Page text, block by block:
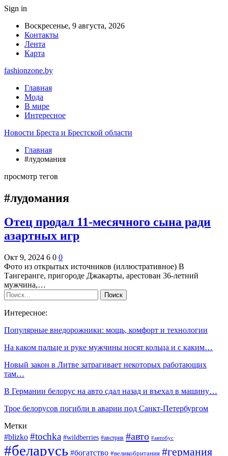
Sign in
Воскресенье, 9 августа, 2026
Контакты
Лента
Карта
fashionzone.by
Главная
Мода
В мире
Интересное
Новости Бреста и Брестской области
Главная
#лудомания
просмотр тегов
#лудомания
Отец продал 11-месячного сына ради
азартных игр
Окт 9, 2024 6 0 0
Фото из открытых источников (иллюстративное) В
Тангеранге, пригороде Джакарты, арестован 36-летний
мужчина,…
Интересное:
Популярные внедорожники: мощь, комфорт и технологии
На каком пальце и руке мужчины носят кольца и с каким…
Новый закон в Литве затрагивает некоторых работающих
там…
В Германии белорус на авто сдал назад и въехал в машину…
Трое белорусов погибли в аварии под Санкт-Петербургом
Метки
#blizko #tochka #wildberries #австрия #авто #автобус
#беларусь #богатство #великобритания #германия